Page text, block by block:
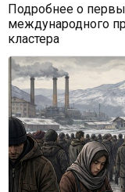
Подробнее о
международного
кластера